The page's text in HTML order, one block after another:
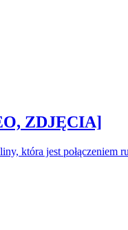
ZDJĘCIA]
która jest połączeniem